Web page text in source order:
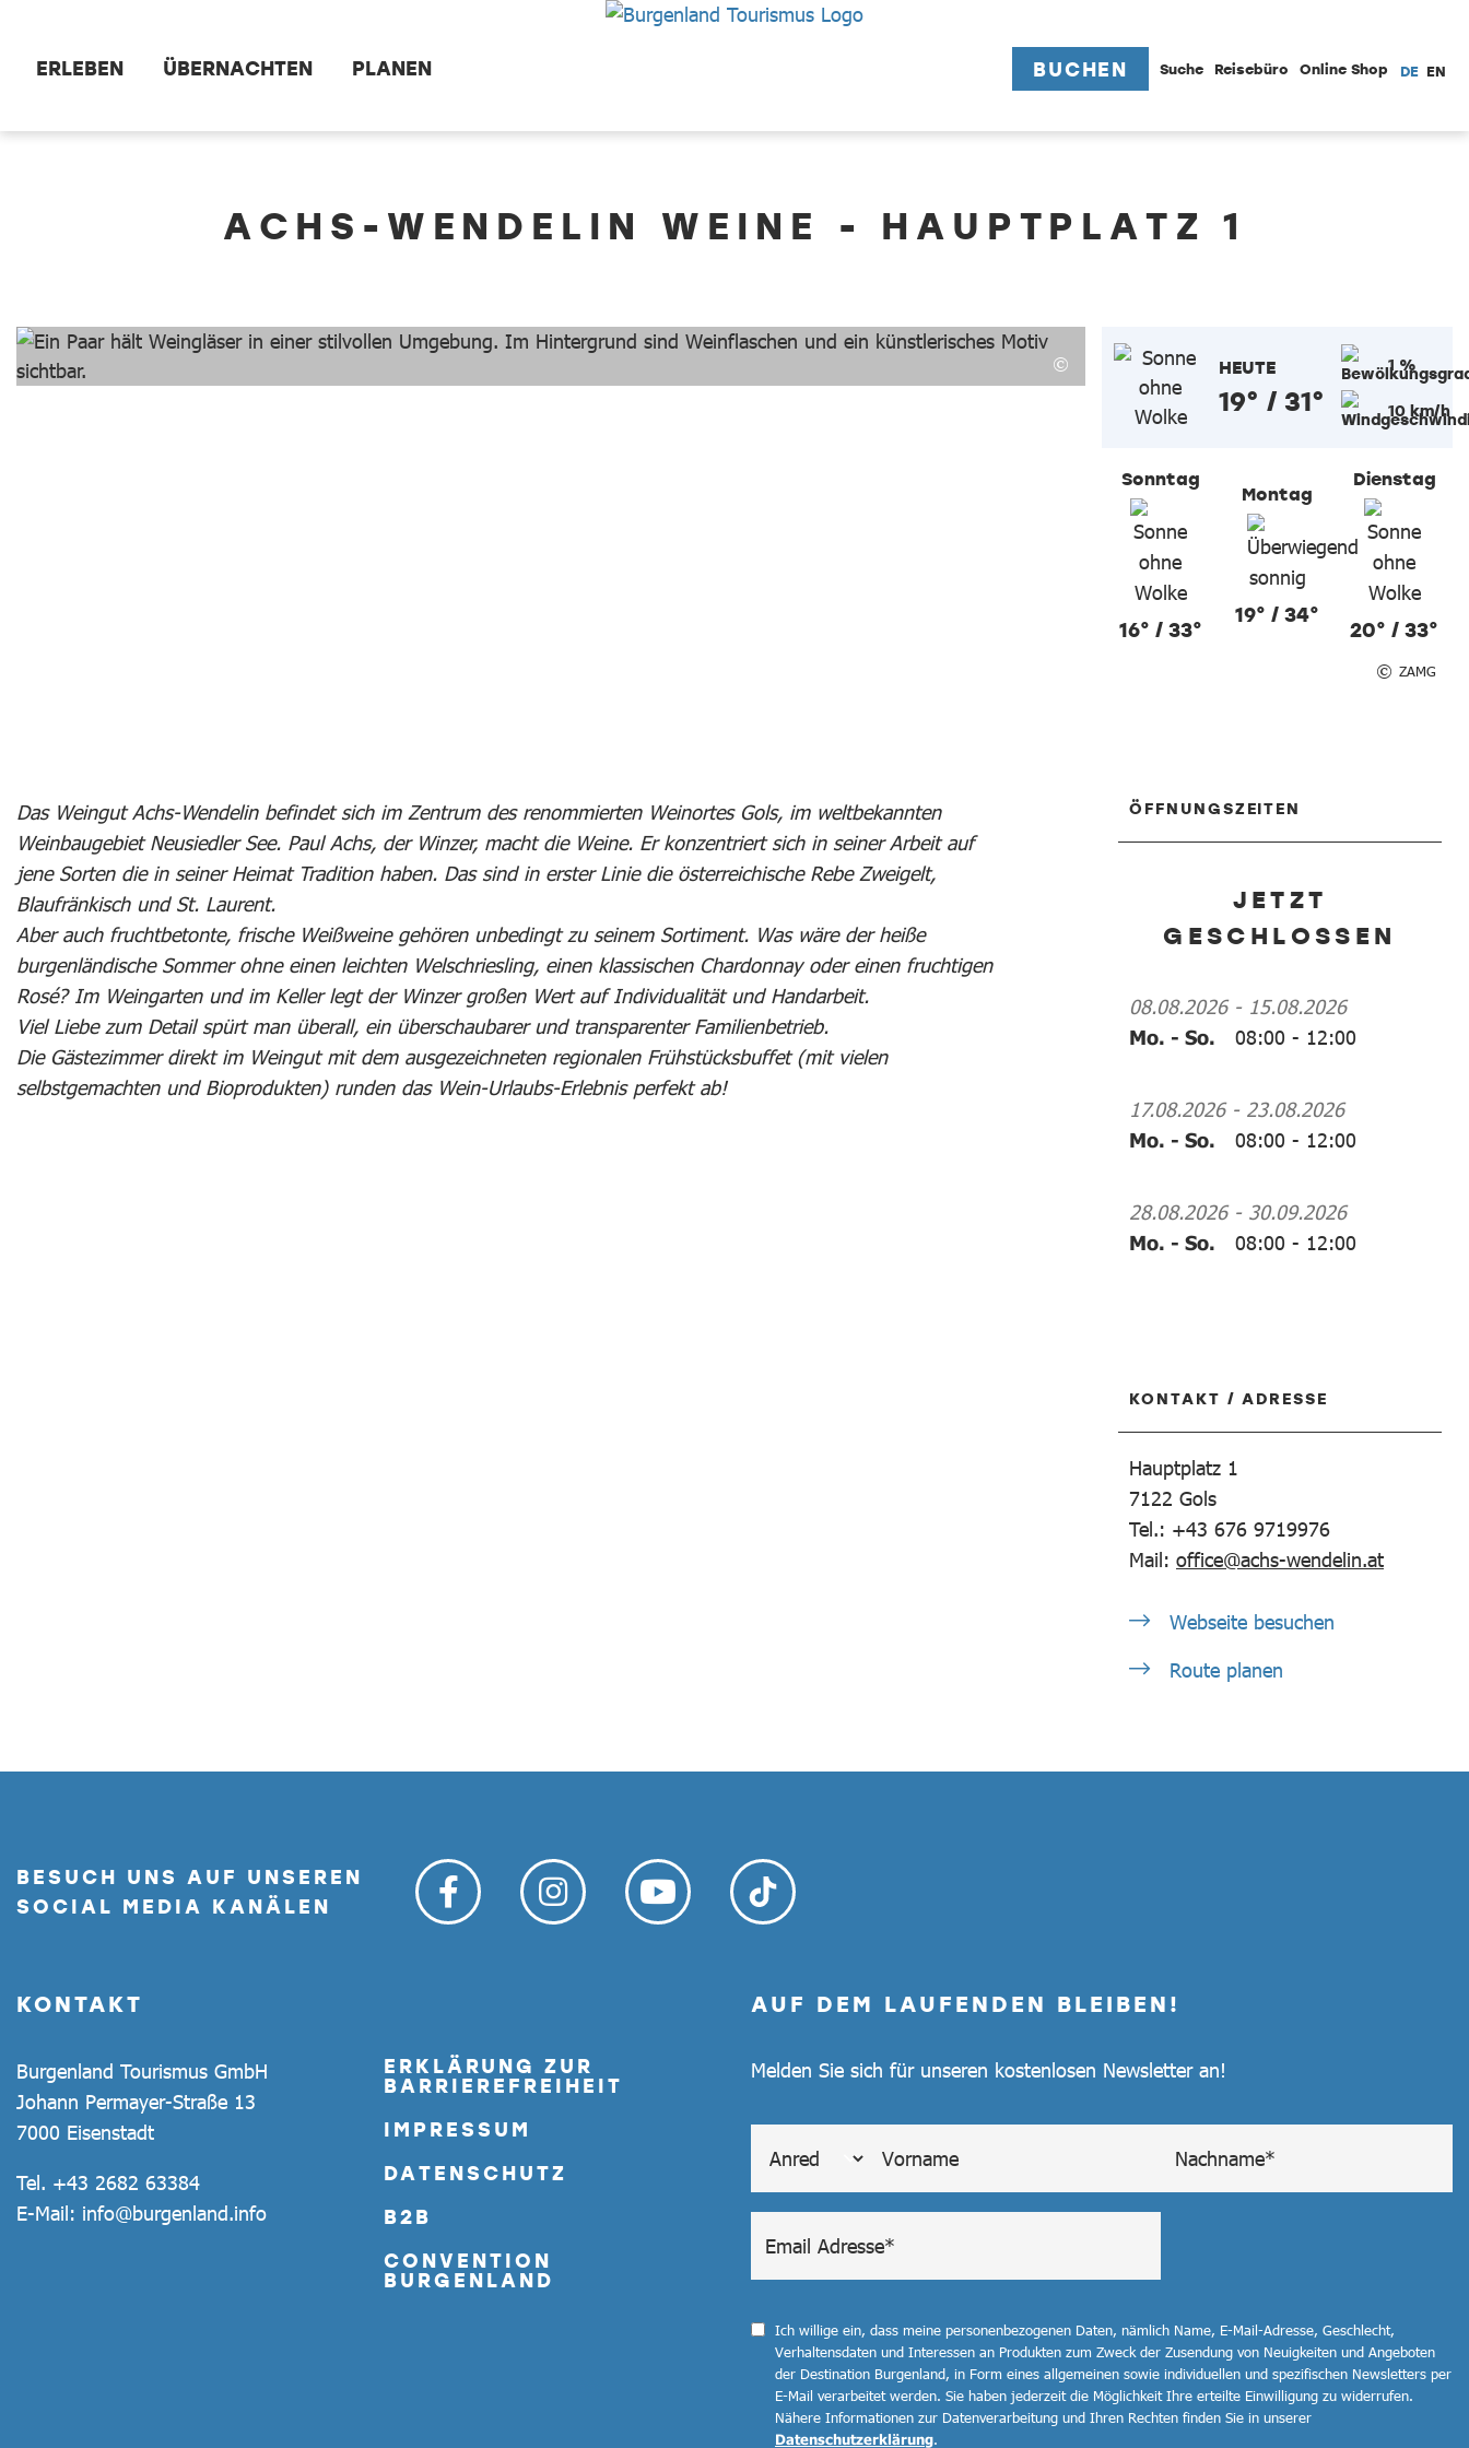
ERLEBEN ÜBERNACHTEN PLANEN BUCHEN Suche Reisebüro Online Shop DE EN
ACHS-WENDELIN WEINE - HAUPTPLATZ 1
HEUTE
19° / 31°
1 %
10 km/h
Sonntag
16° / 33°
Montag
19° / 34°
Dienstag
20° / 33°
ZAMG
Das Weingut Achs-Wendelin befindet sich im Zentrum des renommierten Weinortes Gols, im weltbekannten
Weinbaugebiet Neusiedler See. Paul Achs, der Winzer, macht die Weine. Er konzentriert sich in seiner Arbeit auf
jene Sorten die in seiner Heimat Tradition haben. Das sind in erster Linie die österreichische Rebe Zweigelt,
Blaufränkisch und St. Laurent.
Aber auch fruchtbetonte, frische Weißweine gehören unbedingt zu seinem Sortiment. Was wäre der heiße
burgenländische Sommer ohne einen leichten Welschriesling, einen klassischen Chardonnay oder einen fruchtigen
Rosé? Im Weingarten und im Keller legt der Winzer großen Wert auf Individualität und Handarbeit.
Viel Liebe zum Detail spürt man überall, ein überschaubarer und transparenter Familienbetrieb.
Die Gästezimmer direkt im Weingut mit dem ausgezeichneten regionalen Frühstücksbuffet (mit vielen
selbstgemachten und Bioprodukten) runden das Wein-Urlaubs-Erlebnis perfekt ab!
ÖFFNUNGSZEITEN
JETZT
GESCHLOSSEN
08.08.2026- 15.08.2026
Mo. - So.
08:00 - 12:00
17.08.2026- 23.08.2026
Mo. - So.
08:00 - 12:00
28.08.2026- 30.09.2026
Mo. - So.
08:00 - 12:00
KONTAKT / ADRESSE
Hauptplatz 1
7122 Gols
Tel.: +43 676 9719976
Mail: office@achs-wendelin.at
Webseite besuchen
Route planen
BESUCH UNS AUF UNSEREN
SOCIAL MEDIA KANÄLEN
KONTAKT
Burgenland Tourismus GmbH
Johann Permayer-Straße 13
7000 Eisenstadt
Tel. +43 2682 63384
E-Mail: info@burgenland.info
ERKLÄRUNG ZUR
BARRIEREFREIHEIT
IMPRESSUM
DATENSCHUTZ
B2B
CONVENTION
BURGENLAND
AUF DEM LAUFENDEN BLEIBEN!
Melden Sie sich für unseren kostenlosen Newsletter an!
Ich willige ein, dass meine personenbezogenen Daten, nämlich Name, E-Mail-Adresse, Geschlecht,
Verhaltensdaten und Interessen an Produkten zum Zweck der Zusendung von Neuigkeiten und Angeboten
der Destination Burgenland, in Form eines allgemeinen sowie individuellen und spezifischen Newsletters per
E-Mail verarbeitet werden. Sie haben jederzeit die Möglichkeit Ihre erteilte Einwilligung zu widerrufen.
Nähere Informationen zur Datenverarbeitung und Ihren Rechten finden Sie in unserer
Datenschutzerklärung.